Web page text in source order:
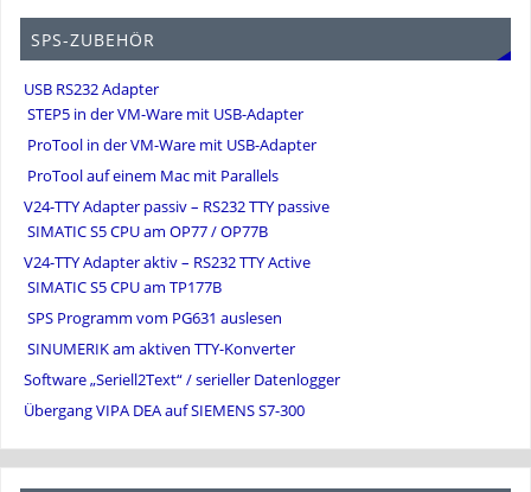
SPS-ZUBEHÖR
USB RS232 Adapter
STEP5 in der VM-Ware mit USB-Adapter
ProTool in der VM-Ware mit USB-Adapter
ProTool auf einem Mac mit Parallels
V24-TTY Adapter passiv – RS232 TTY passive
SIMATIC S5 CPU am OP77 / OP77B
V24-TTY Adapter aktiv – RS232 TTY Active
SIMATIC S5 CPU am TP177B
SPS Programm vom PG631 auslesen
SINUMERIK am aktiven TTY-Konverter
Software „Seriell2Text“ / serieller Datenlogger
Übergang VIPA DEA auf SIEMENS S7-300